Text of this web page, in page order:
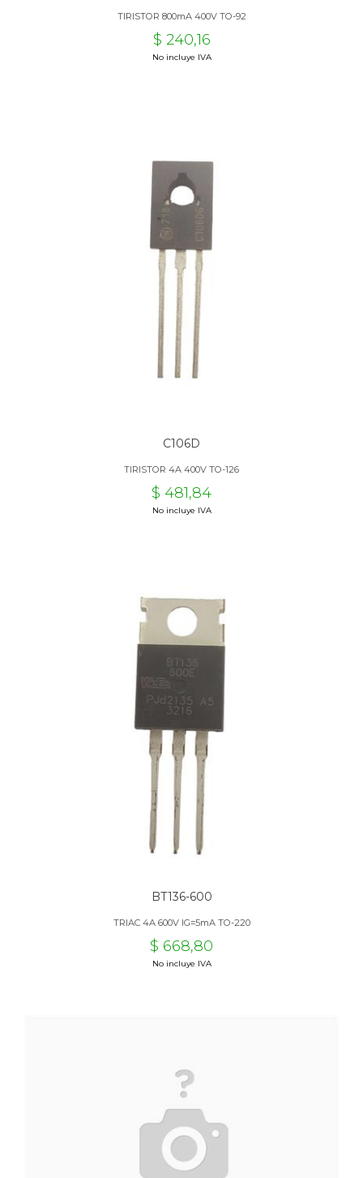
TIRISTOR 800mA 400V TO-92
$ 240,16
No incluye IVA
C106D
TIRISTOR 4A 400V TO-126
$ 481,84
No incluye IVA
BT136-600
TRIAC 4A 600V IG=5mA TO-220
$ 668,80
No incluye IVA